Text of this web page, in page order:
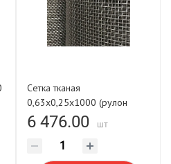
Сетка тканая
0,63х0,25х1000 (рулон
10м) LASTING TOOLS
6 476.00 шт